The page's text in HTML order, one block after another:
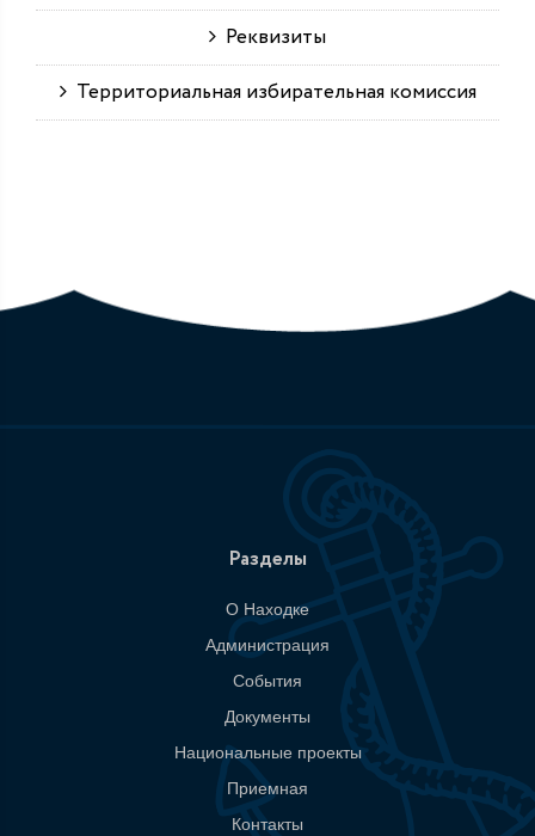
Реквизиты
Территориальная избирательная комиссия
Разделы
О Находке
Администрация
События
Документы
Национальные проекты
Приемная
Контакты